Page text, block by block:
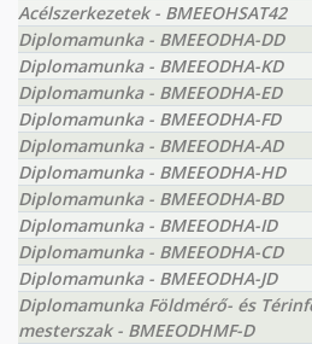
Acélszerkezetek - BMEEOHSAT42
Diplomamunka - BMEEODHA-DD
Diplomamunka - BMEEODHA-KD
Diplomamunka - BMEEODHA-ED
Diplomamunka - BMEEODHA-FD
Diplomamunka - BMEEODHA-AD
Diplomamunka - BMEEODHA-HD
Diplomamunka - BMEEODHA-BD
Diplomamunka - BMEEODHA-ID
Diplomamunka - BMEEODHA-CD
Diplomamunka - BMEEODHA-JD
Diplomamunka Földmérő- és
mesterszak - BMEEODHMF-D